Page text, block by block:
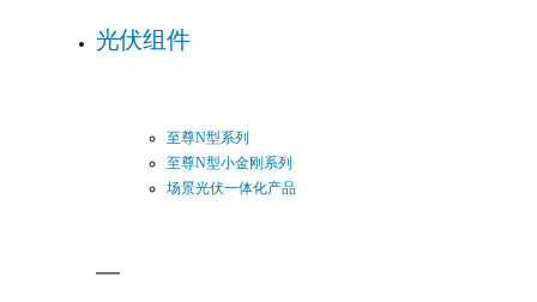
光伏组件
至尊N型系列
至尊N型小金刚系列
场景光伏一体化产品